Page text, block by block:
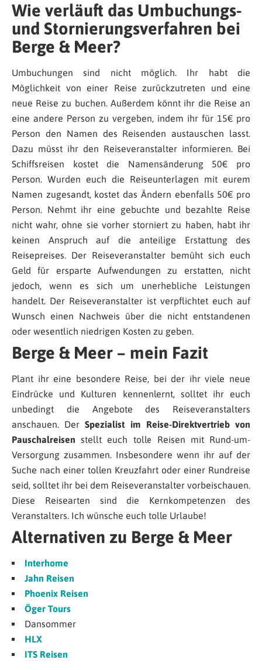
Wie verläuft das Umbuchungs-
und Stornierungsverfahren bei
Berge & Meer?
Umbuchungen sind nicht möglich. Ihr habt die
Möglichkeit von einer Reise zurückzutreten und eine
neue Reise zu buchen. Außerdem könnt ihr die Reise an
eine andere Person zu vergeben, indem ihr für 15€ pro
Person den Namen des Reisenden austauschen lasst.
Dazu müsst ihr den Reiseveranstalter informieren. Bei
Schiffsreisen kostet die Namensänderung 50€ pro
Person. Wurden euch die Reiseunterlagen mit eurem
Namen zugesandt, kostet das Ändern ebenfalls 50€ pro
Person. Nehmt ihr eine gebuchte und bezahlte Reise
nicht wahr, ohne sie vorher storniert zu haben, habt ihr
keinen Anspruch auf die anteilige Erstattung des
Reisepreises. Der Reiseveranstalter bemüht sich euch
Geld für ersparte Aufwendungen zu erstatten, nicht
jedoch, wenn es sich um unerhebliche Leistungen
handelt. Der Reiseveranstalter ist verpflichtet euch auf
Wunsch einen Nachweis über die nicht entstandenen
oder wesentlich niedrigen Kosten zu geben.
Berge & Meer – mein Fazit
Plant ihr eine besondere Reise, bei der ihr viele neue
Eindrücke und Kulturen kennenlernt, solltet ihr euch
unbedingt die Angebote des Reiseveranstalters
anschauen. DerSpezialist im Reise-Direktvertrieb von
Pauschalreisen stellt euch tolle Reisen mit Rund-um-
Versorgung zusammen. Insbesondere wenn ihr auf der
Suche nach einer tollen Kreuzfahrt oder einer Rundreise
seid, solltet ihr bei dem Reiseveranstalter vorbeischauen.
Diese Reisearten sind die Kernkompetenzen des
Veranstalters. Ich wünsche euch tolle Urlaube!
Alternativen zu Berge & Meer
Interhome
Jahn Reisen
Phoenix Reisen
Öger Tours
Dansommer
HLX
ITS Reisen